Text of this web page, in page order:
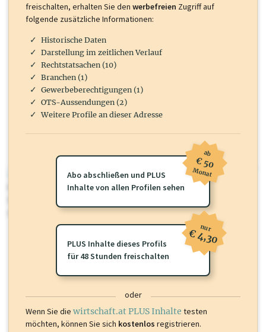
wirtschaft.at PLUS
Für dieses Profil gibt es zusätzlichewirtschaft.at PLUS Inhalte
oder loggen Sie sich ein um diese Inhalte zu sehen.
freischalten, erhalten Sie den werbefreien Zugriff auf
folgende zusätzliche Informationen:
Historische Daten
Darstellung im zeitlichen Verlauf
Rechtstatsachen (10)
Branchen (1)
Gewerbeberechtigungen (1)
OTS-Aussendungen (2)
Weitere Profile an dieser Adresse
Abo abschließen und PLUS
Inhalte von allen Profilen sehen
ab
€ 50
Monat
PLUS Inhalte dieses Profils
für 48 Stunden freischalten
nur
€ 4,30
oder
Wenn Sie die wirtschaft.at PLUS Inhalte testen
möchten, können Sie sich kostenlos registrieren.